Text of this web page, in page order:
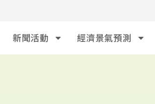
新聞活動 經濟景氣預測